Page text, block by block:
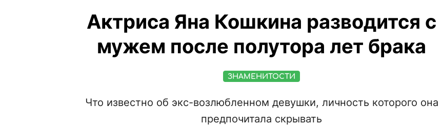
Актриса Яна Кошкина разводится с
мужем после полутора лет брака
ЗНАМЕНИТОСТИ
Что известно об экс-возлюбленном девушки, личность которого она
предпочитала скрывать